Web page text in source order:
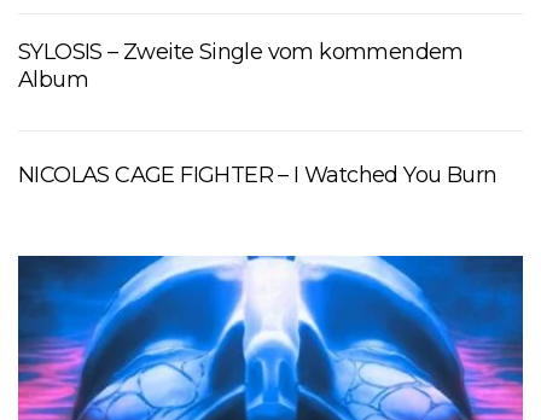
SYLOSIS – Zweite Single vom kommendem
Album
NICOLAS CAGE FIGHTER – I Watched You Burn